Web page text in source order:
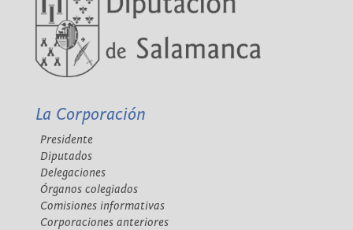
La Corporación
Presidente
Diputados
Delegaciones
Órganos colegiados
Comisiones informativas
Corporaciones anteriores